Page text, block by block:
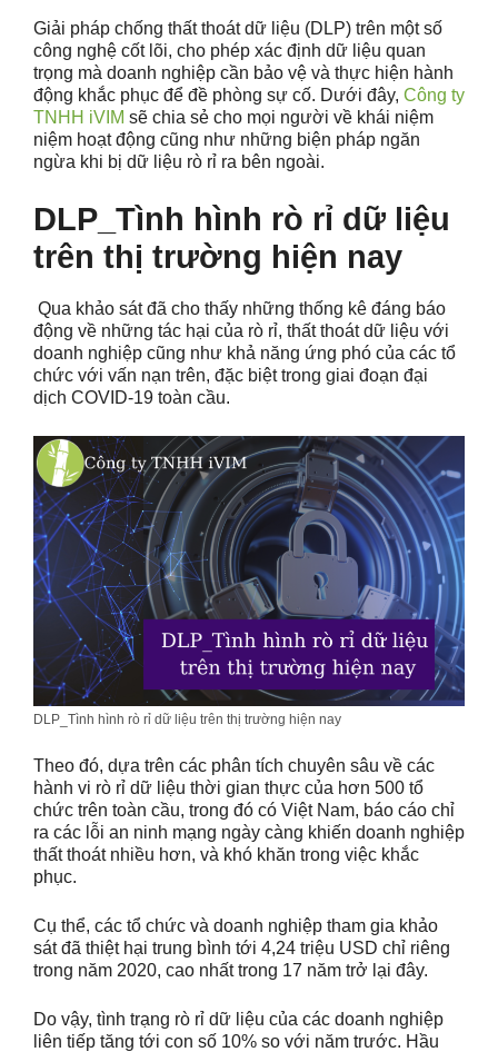
Giải pháp chống thất thoát dữ liệu (DLP) trên một số
công nghệ cốt lõi, cho phép xác định dữ liệu quan
trọng mà doanh nghiệp cần bảo vệ và thực hiện hành
động khắc phục để đề phòng sự cố. Dưới đây, Công ty
TNHH iVIM sẽ chia sẻ cho mọi người về khái niệm
niệm hoạt động cũng như những biện pháp ngăn
ngừa khi bị dữ liệu rò rỉ ra bên ngoài.
DLP_Tình hình rò rỉ dữ liệu
trên thị trường hiện nay
Qua khảo sát đã cho thấy những thống kê đáng báo
động về những tác hại của rò rỉ, thất thoát dữ liệu với
doanh nghiệp cũng như khả năng ứng phó của các tổ
chức với vấn nạn trên, đặc biệt trong giai đoạn đại
dịch COVID-19 toàn cầu.
DLP_Tình hình rò rỉ dữ liệu trên thị trường hiện nay
Theo đó, dựa trên các phân tích chuyên sâu về các
hành vi rò rỉ dữ liệu thời gian thực của hơn 500 tổ
chức trên toàn cầu, trong đó có Việt Nam, báo cáo chỉ
ra các lỗi an ninh mạng ngày càng khiến doanh nghiệp
thất thoát nhiều hơn, và khó khăn trong việc khắc
phục.
Cụ thể, các tổ chức và doanh nghiệp tham gia khảo
sát đã thiệt hại trung bình tới 4,24 triệu USD chỉ riêng
trong năm 2020, cao nhất trong 17 năm trở lại đây.
Do vậy, tình trạng rò rỉ dữ liệu của các doanh nghiệp
liên tiếp tăng tới con số 10% so với năm trước. Hầu